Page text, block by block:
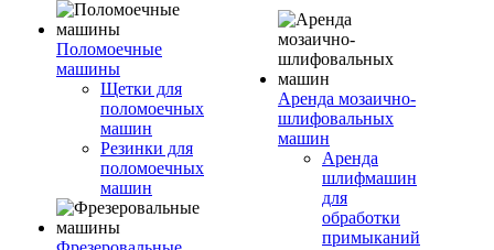
Поломоечные
машины
Щетки для
поломоечных
машин
Резинки для
поломоечных
машин
Аренда мозаично-
шлифовальных
машин
Аренда
шлифмашин
для
обработки
примыканий